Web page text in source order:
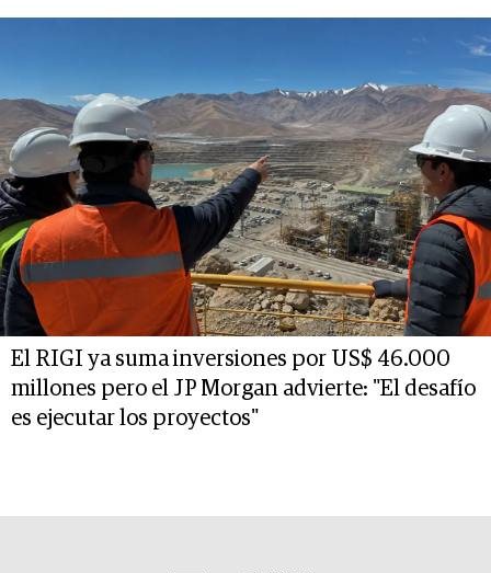
El RIGI ya suma inversiones por US$ 46.000
millones pero el JP Morgan advierte: "El desafío
es ejecutar los proyectos"